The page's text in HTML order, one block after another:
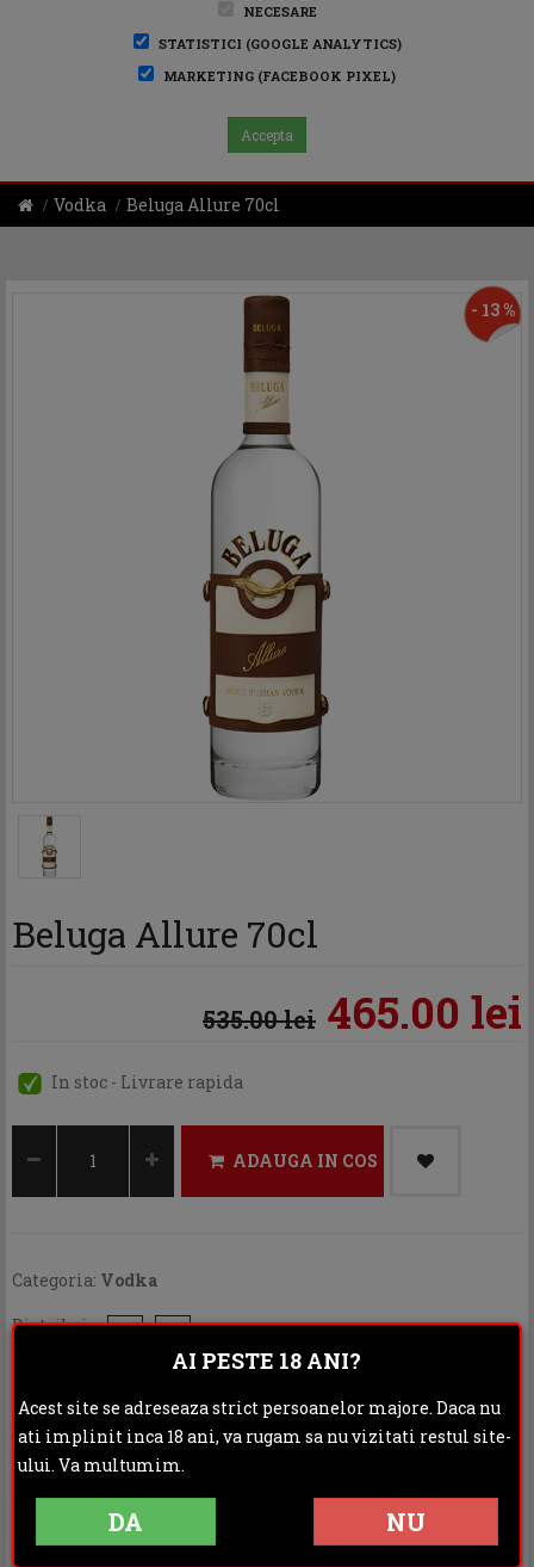
NECESARE
STATISTICI (GOOGLE ANALYTICS)
MARKETING (FACEBOOK PIXEL)
Accepta
Vodka Beluga Allure 70cl
- 13 %
Beluga Allure 70cl
535.00 lei 465.00 lei
In stoc - Livrare rapida
ADAUGA IN COS
Categoria: Vodka
Distribuie:
DESCRIERE INFORMATII ADITIONALE
OPINII (0)
Unul dintre cele mai apreciate si cunoscute branduri de
AI PESTE 18 ANI?
Acest site se adreseaza strict persoanelor majore. Daca nu
ati implinit inca 18 ani, va rugam sa nu vizitati restul site-
ului. Va multumim.
DA NU